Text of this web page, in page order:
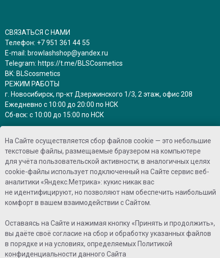
СВЯЗАТЬСЯ С НАМИ
Телефон: +7 951 361 44 55
E-mail: browlashshop@yandex.ru
Telegram: https://t.me/BLSCosmetics
BK: BLScosmetics
РЕЖИМ РАБОТЫ
г. Новосибирск, пр-кт Дзержинского 1/3, 2 этаж, офис 208
Ежедневно с 10:00 до 20:00 по НСК
Сб-вск: с 10:00 до 15:00 по НСК
и обрабатываются в рабочее время
ПРИНИМАЕМ К ОПЛАТЕ
©2025 - Brow Lash shop
На Сайте осуществляется сбор файлов cookie — это небольшие
текстовые файлы, размещаемые браузером на компьютере
для учёта пользовательской активности; в аналогичных целях
cookie-файлы использует подключенный на Сайте сервис веб-
аналитики «Яндекс.Метрика»: кукис никак вас
не идентифицируют, но позволяют нам обеспечить наибольший
комфорт в вашем взаимодействии с Сайтом.
Оставаясь на Сайте и нажимая кнопку «Принять и продолжить»,
вы даёте своё согласие на сбор и обработку указанных файлов
в порядке и на условиях, определяемых Политикой
конфиденциальности данного Сайта